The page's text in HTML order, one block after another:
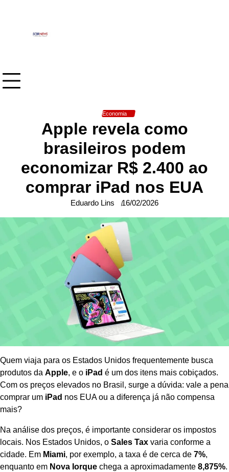
Economia
Apple revela como
brasileiros podem
economizar R$ 2.400 ao
comprar iPad nos EUA
Eduardo Lins 16/02/2026
Quem viaja para os Estados Unidos frequentemente busca
produtos da Apple, e o iPad é um dos itens mais cobiçados.
Com os preços elevados no Brasil, surge a dúvida: vale a pena
comprar um iPad nos EUA ou a diferença já não compensa
mais?
Na análise dos preços, é importante considerar os impostos
locais. Nos Estados Unidos, o Sales Tax varia conforme a
cidade. Em Miami, por exemplo, a taxa é de cerca de 7%,
enquanto em Nova Iorque chega a aproximadamente 8,875%.